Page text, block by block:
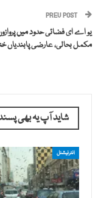
PREV POST
یو اے ای فضائی حدود میں
مکمل بحالی، عارضی پابندیاں
شاید آپ یہ بھی
انٹرنیشنل